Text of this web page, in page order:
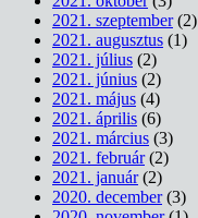
2021. szeptember(2)
2021. augusztus (1)
2021. július (2)
2021. június (2)
2021. május (4)
2021. április (6)
2021. március (3)
2021. február(2)
2021. január(2)
2020. december(3)